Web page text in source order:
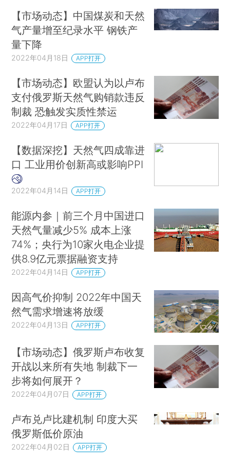
【市场动态】中国煤炭和天然
气产量增至纪录水平 钢铁产
量下降
2022年04月18日 APP打开
【市场动态】欧盟认为以卢布
支付俄罗斯天然气购销款违反
制裁 恐触发实质性禁运
2022年04月17日 APP打开
【数据深挖】天然气四成靠进
口 工业用价创新高或影响PPI
2022年04月14日 APP打开
能源内参｜前三个月中国进口
天然气量减少5% 成本上涨
74%；央行为10家火电企业提
供8.9亿元票据融资支持
2022年04月14日 APP打开
因高气价抑制 2022年中国天
然气需求增速将放缓
2022年04月13日 APP打开
【市场动态】俄罗斯卢布收复
开战以来所有失地 制裁下一
步将如何展开？
2022年04月07日 APP打开
卢布兑卢比建机制 印度大买
俄罗斯低价原油
2022年04月02日 APP打开